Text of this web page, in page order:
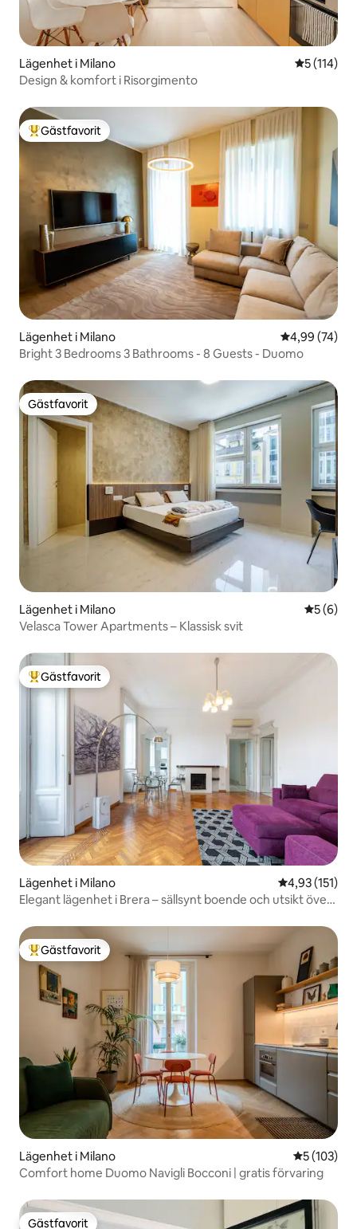
Lägenhet i Milano 5 av 5 i
5 (114)
Design & komfort i Risorgimento
Populär gästfavorit
Gästfavorit
Lägenhet i Milano 4,99 av 5 i
4,99 (74)
Bright 3 Bedrooms 3 Bathrooms - 8 Guests - Duomo
Gästfavorit
Gästfavorit
Lägenhet i Milano 5 av 5 i
5 (6)
Velasca Tower Apartments – Klassisk svit
Populär gästfavorit
Gästfavorit
Lägenhet i Milano 4,93 av 5 i
4,93 (151)
Elegant lägenhet i Brera – sällsynt boende och utsikt över
Populär gästfavorit
Gästfavorit
Lägenhet i Milano 5 av 5 i
5 (103)
Comfort home Duomo Navigli Bocconi | gratis förvaring
Gästfavorit